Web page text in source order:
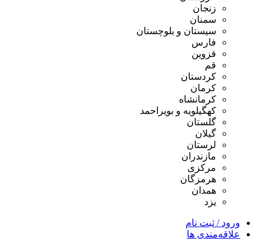
زنجان
سمنان
سیستان و بلوچستان
فارس
قزوین
قم
کردستان
کرمان
کرمانشاه
کهگیلویه و بویراحمد
گلستان
گیلان
لرستان
مازندران
مرکزی
هرمزگان
همدان
یزد
ورود / ثبت نام
علاقه‌مندی ها